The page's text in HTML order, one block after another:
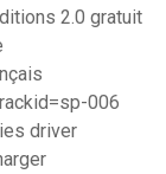
2.0 gratuit
006
driver